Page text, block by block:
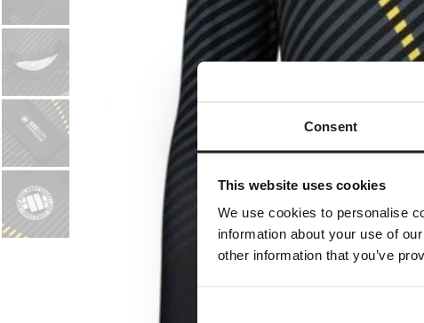
Consent
This website uses cookies
We use cookies to personalise
information about your use of
other information that you’ve